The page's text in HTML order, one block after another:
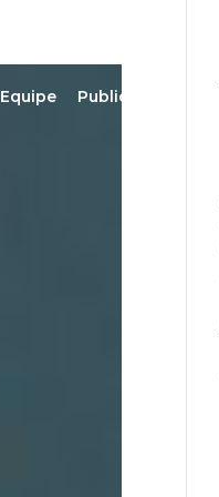
Equipe Publicações